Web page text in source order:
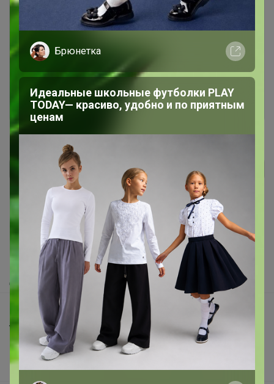
Чтобы ответить или задать вопрос
необходимо авторизоваться на сайте
Войти Зарегистрироваться
Как здесь все устроено?
Как сделать заказ?
Как получить?
Доставка
Шоурумы
Торговые марки
Наша команда
В наличии
Брюнетка
Идеальные школьные футболки PLAY
TODAY— красиво, удобно и по приятным
ценам